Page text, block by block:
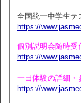
全国統一中学生テ
https://
個別説明会随時受
https://
一日体験の詳細・
https://